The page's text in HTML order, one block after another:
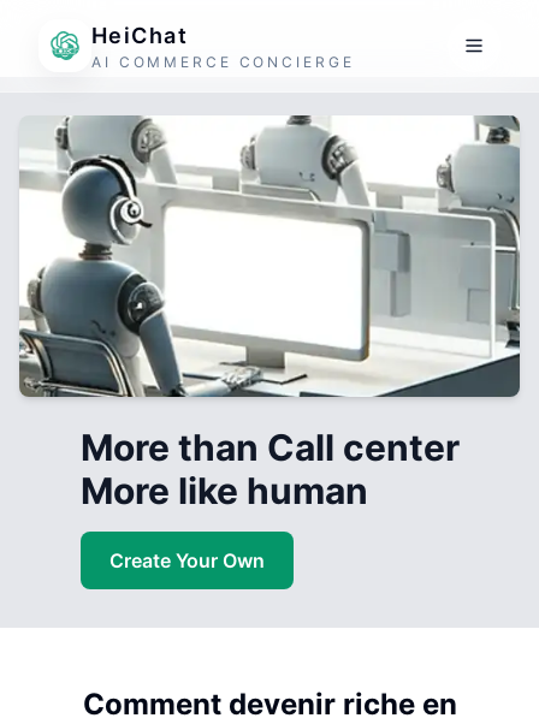
HeiChat
AI COMMERCE CONCIERGE
More than Call center
More like human
Create Your Own
Comment devenir riche en